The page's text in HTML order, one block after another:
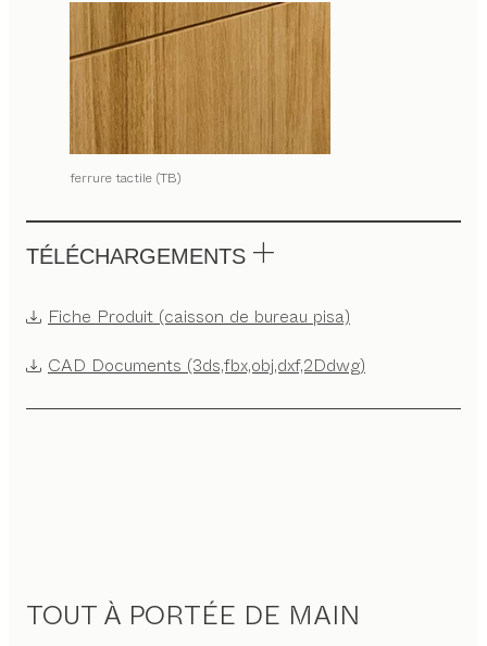
ferrure tactile (TB)
TÉLÉCHARGEMENTS
Fiche Produit (caisson de bureau pisa)
CAD Documents (3ds,fbx,obj,dxf,2Ddwg)
TOUT À PORTÉE DE MAIN